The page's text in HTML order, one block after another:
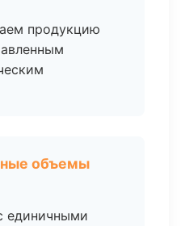
продукцию
объемы
единичными